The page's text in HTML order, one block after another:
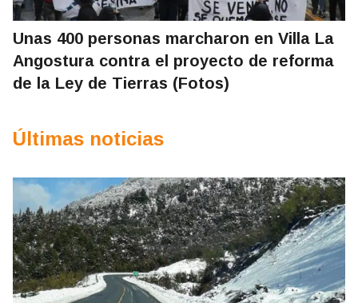
Unas 400 personas marcharon en Villa La
Angostura contra el proyecto de reforma
de la Ley de Tierras (Fotos)
Últimas noticias